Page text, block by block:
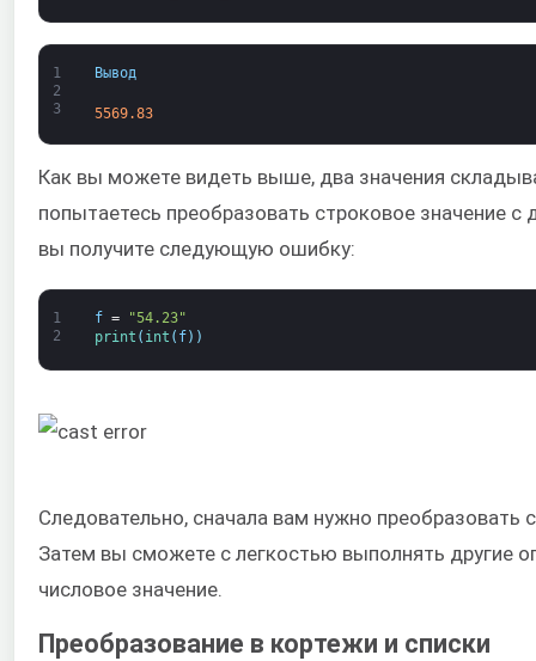
1
2
3
Вывод
5569.83
Как вы можете видеть выше, два значения
попытаетесь преобразовать строковое значение
вы получите следующую ошибку:
1
2
f =
"54.23"
print ( int ( f) )
Следовательно, сначала вам нужно преобразовать
Затем вы сможете с легкостью выполнять другие
числовое значение.
Преобразование в кортежи и списки